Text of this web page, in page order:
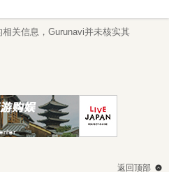
关信息，Gurunavi并未核实其
返回顶部